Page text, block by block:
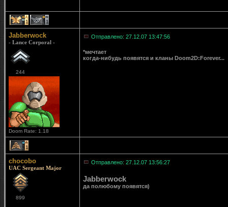
1 1
Jabberwock
- Lance Corporal -
244
Doom Rate: 1.18
Отправлено: 27.12.07 13:47:56
*мечтает
когда-нибудь появятся и кланы Doom2D:Forever...
1
chocobo
UAC Sergeant Major
899
Отправлено: 27.12.07 13:56:27
Jabberwock
да полюбому появятся)